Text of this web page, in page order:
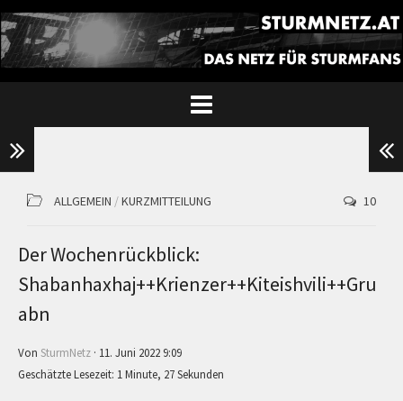
ALLGEMEIN /KURZMITTEILUNG 10
Der Wochenrückblick:
Shabanhaxhaj++Krienzer++Kiteishvili++Gru
abn
Von SturmNetz · 11. Juni 2022 9:09
Geschätzte Lesezeit: 1 Minute, 27 Sekunden